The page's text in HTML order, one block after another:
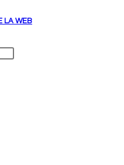
LA WEB